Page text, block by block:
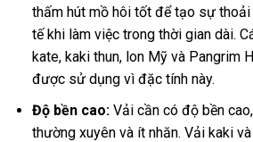
thấm hút mồ hôi tốt để tạo sự thoải
tế khi làm việc trong thời gian dài.
kate, kaki thun, lon Mỹ và Pangrim
được sử dụng vì đặc tính này.
Độ bền cao: Vải cần có độ bền
thường xuyên và ít nhăn. Vải kaki